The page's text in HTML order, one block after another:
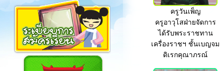
ครูวันเพ็ญ
ครูอาวุโสฝ่ายจัดการ
ได้รับพระราชทาน
เครื่องราชฯ ชั้นเบญจม
ดิเรกคุณาภรณ์